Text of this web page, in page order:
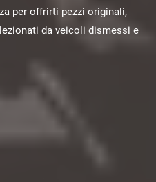
per offrirti pezzi originali,
da veicoli dismessi e